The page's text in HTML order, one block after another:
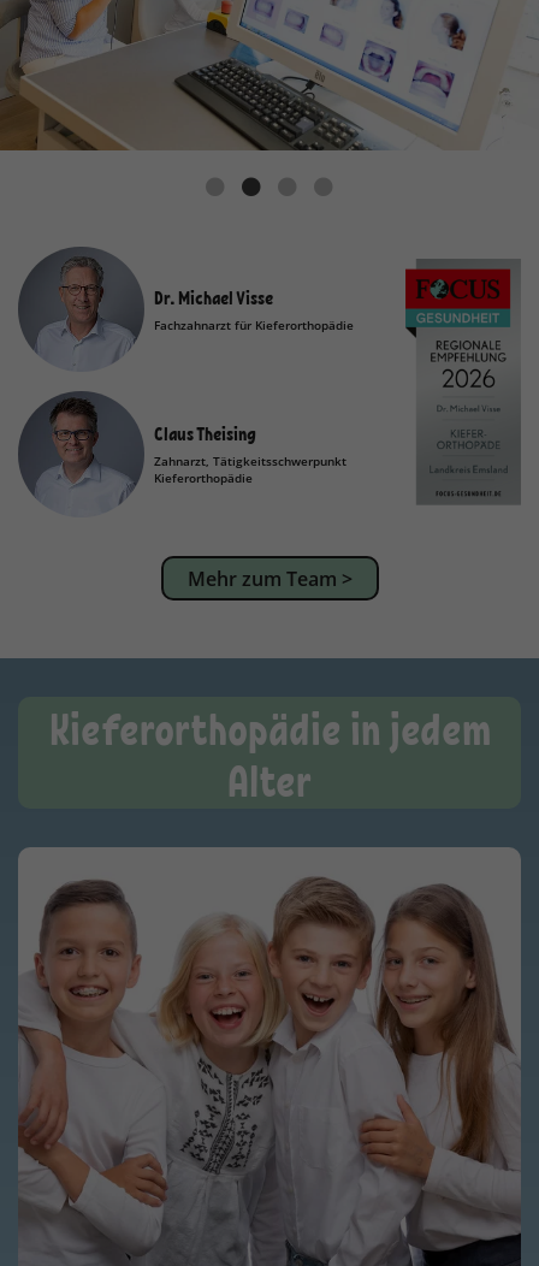
Dr. Michael Visse
Fachzahnarzt für Kieferorthopädie
Claus Theising
Zahnarzt, Tätigkeitsschwerpunkt
Kieferorthopädie
Mehr zum Team >
Kieferorthopädie in jedem
Alter